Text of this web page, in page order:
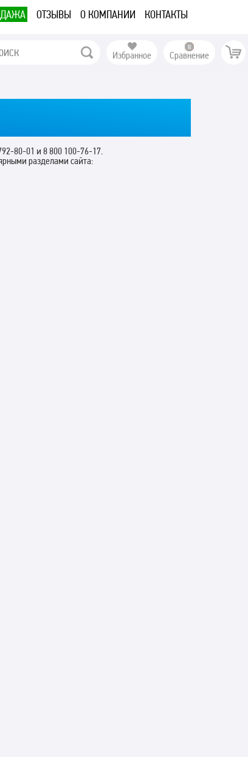
ОТЗЫВЫ О КОМПАНИИ КОНТАКТЫ
Избранное Сравнение
80-01 и 8 800 100-76-17.
разделами сайта: